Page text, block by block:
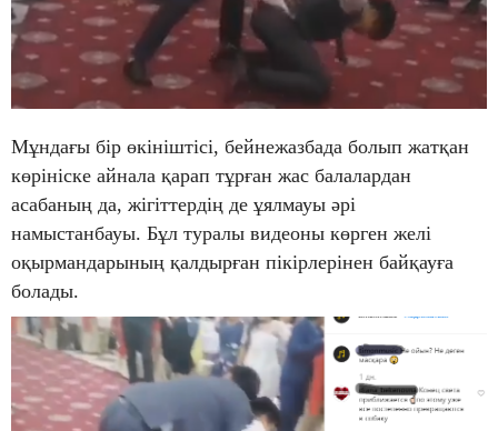
Мұндағы бір өкініштісі, бейнежазбада болып жатқан
көрініске айнала қарап тұрған жас балалардан
асабаның да, жігіттердің де ұялмауы әрі
намыстанбауы. Бұл туралы видеоны көрген желі
оқырмандарының қалдырған пікірлерінен байқауға
болады.